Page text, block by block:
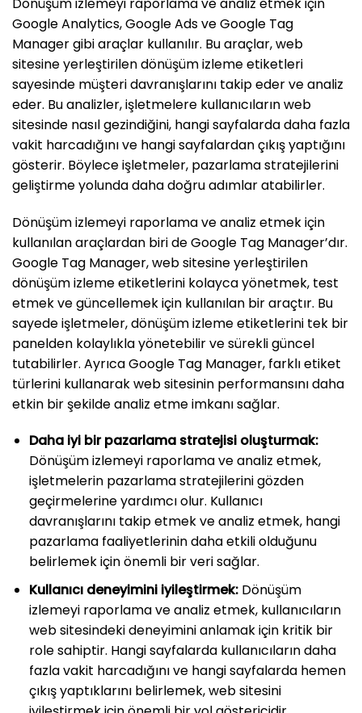
Google Analytics, Google Ads ve Google Tag
Manager gibi araçlar kullanılır. Bu araçlar, web
sitesine yerleştirilen dönüşüm izleme etiketleri
sayesinde müşteri davranışlarını takip eder ve analiz
eder. Bu analizler, işletmelere kullanıcıların web
sitesinde nasıl gezindiğini, hangi sayfalarda daha fazla
vakit harcadığını ve hangi sayfalardan çıkış yaptığını
gösterir. Böylece işletmeler, pazarlama stratejilerini
geliştirme yolunda daha doğru adımlar atabilirler.
Dönüşüm izlemeyi raporlama ve analiz etmek için
kullanılan araçlardan biri de Google Tag Manager’dır.
Google Tag Manager, web sitesine yerleştirilen
dönüşüm izleme etiketlerini kolayca yönetmek, test
etmek ve güncellemek için kullanılan bir araçtır. Bu
sayede işletmeler, dönüşüm izleme etiketlerini tek bir
panelden kolaylıkla yönetebilir ve sürekli güncel
tutabilirler. Ayrıca Google Tag Manager, farklı etiket
türlerini kullanarak web sitesinin performansını daha
etkin bir şekilde analiz etme imkanı sağlar.
Daha iyi bir pazarlama stratejisi oluşturmak:
Dönüşüm izlemeyi raporlama ve analiz etmek,
işletmelerin pazarlama stratejilerini gözden
geçirmelerine yardımcı olur. Kullanıcı
davranışlarını takip etmek ve analiz etmek, hangi
pazarlama faaliyetlerinin daha etkili olduğunu
belirlemek için önemli bir veri sağlar.
Kullanıcı deneyimini iyileştirmek:Dönüşüm
izlemeyi raporlama ve analiz etmek, kullanıcıların
web sitesindeki deneyimini anlamak için kritik bir
role sahiptir. Hangi sayfalarda kullanıcıların daha
fazla vakit harcadığını ve hangi sayfalarda hemen
çıkış yaptıklarını belirlemek, web sitesini